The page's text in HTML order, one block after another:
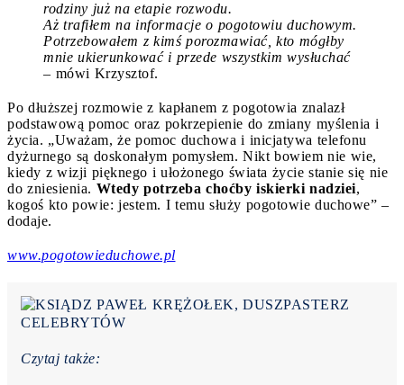
rodziny już na etapie rozwodu.
Aż trafiłem na informacje o pogotowiu duchowym.
Potrzebowałem z kimś porozmawiać, kto mógłby
mnie ukierunkować i przede wszystkim wysłuchać
– mówi Krzysztof.
Po dłuższej rozmowie z kapłanem z pogotowia znalazł
podstawową pomoc oraz pokrzepienie do zmiany myślenia i
życia. „Uważam, że pomoc duchowa i inicjatywa telefonu
dyżurnego są doskonałym pomysłem. Nikt bowiem nie wie,
kiedy z wizji pięknego i ułożonego świata życie stanie się nie
do zniesienia. Wtedy potrzeba choćby iskierki nadziei,
kogoś kto powie: jestem. I temu służy pogotowie duchowe” –
dodaje.
www.pogotowieduchowe.pl
Czytaj także: